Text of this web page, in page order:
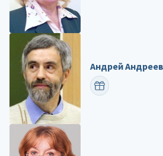
Андрей
ПОЗДРАВИТЬ